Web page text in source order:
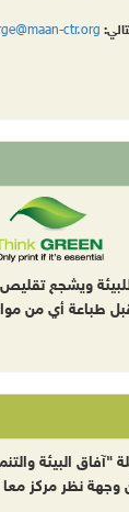
ctr.org
ويشجع تقليص
قبل طباعة أي من
"آفاق البيئة
وجهة نظر مركز